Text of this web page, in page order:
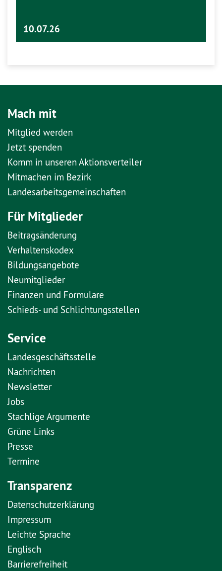
10.07.26
Mach mit
Mitglied werden
Jetzt spenden
Komm in unseren Aktionsverteiler
Mitmachen im Bezirk
Landesarbeitsgemeinschaften
Für Mitglieder
Beitragsänderung
Verhaltenskodex
Bildungsangebote
Neumitglieder
Finanzen und Formulare
Schieds- und Schlichtungsstellen
Service
Landesgeschäftsstelle
Nachrichten
Newsletter
Jobs
Stachlige Argumente
Grüne Links
Presse
Termine
Transparenz
Datenschutzerklärung
Impressum
Leichte Sprache
Englisch
Barrierefreiheit